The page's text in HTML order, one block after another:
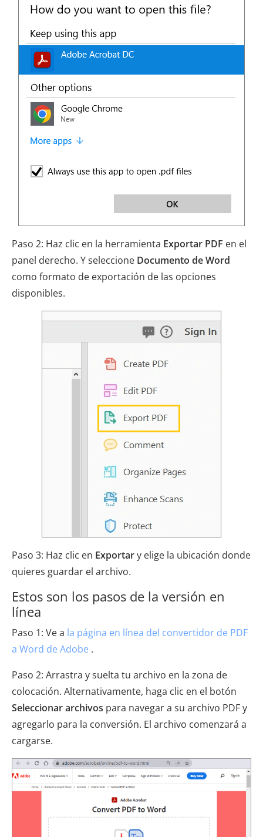
Paso 2: Haz clic en la herramienta Exportar PDF en el
panel derecho. Y seleccione Documento de Word
como formato de exportación de las opciones
disponibles.
Paso 3: Haz clic en Exportary elige la ubicación donde
quieres guardar el archivo.
Estos son los pasos de la versión en
línea
Paso 1: Ve a la página en línea del convertidor de PDF
a Word de Adobe .
Paso 2: Arrastra y suelta tu archivo en la zona de
colocación. Alternativamente, haga clic en el botón
Seleccionar archivos para navegar a su archivo PDF y
agregarlo para la conversión. El archivo comenzará a
cargarse.